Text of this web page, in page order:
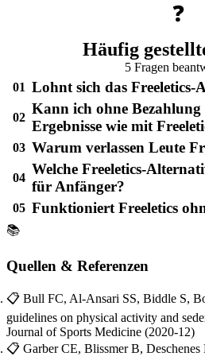
❓
Häufig
5 Fragen
01 Lohnt sich das Freeletics-
02
Kann ich ohne Bezahlung
Ergebnisse wie mit
03 Warum verlassen Leute
04
Welche Freeletics-
für Anfänger?
05 Funktioniert Freeletics
📚
Quellen & Referenzen
📋 Bull FC, Al-Ansari SS, Biddle S,
guidelines on physical activity and
Journal of Sports Medicine (2020-12)
📋 Garber CE, Blissmer B,